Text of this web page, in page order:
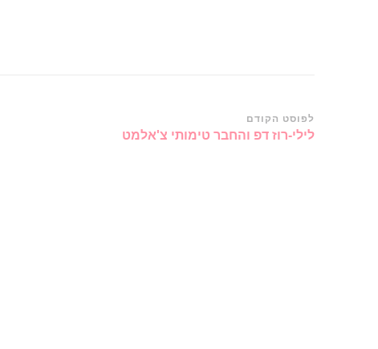
ניווט
ברשומות
לפוסט הקודם
לילי-רוז דפ והחבר טימותי צ'אלמט